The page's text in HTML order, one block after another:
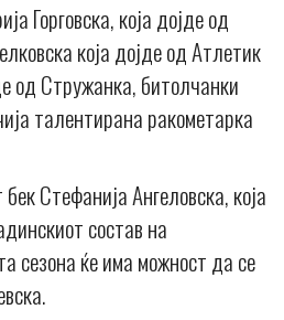
Горговска, која дојде од
која дојде од Атлетик
од Стружанка, битолчанки
талентирана ракометарка
Стефанија Ангеловска, која
состав на
сезона ќе има можност да се